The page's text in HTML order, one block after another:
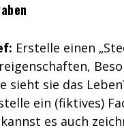
Erstelle einen
sieht sie das
ein (fiktives)
es auch